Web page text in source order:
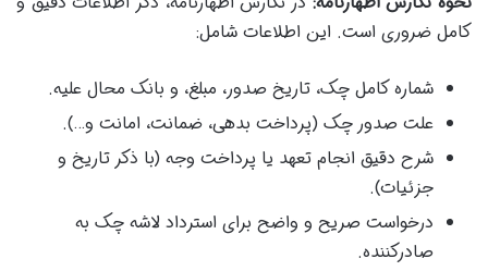
کامل ضروری است. این اطلاعات شامل:
شماره کامل چک، تاریخ صدور، مبلغ، و بانک محال علیه.
علت صدور چک (پرداخت بدهی، ضمانت، امانت و…).
شرح دقیق انجام تعهد یا پرداخت وجه (با ذکر تاریخ و
جزئیات).
درخواست صریح و واضح برای استرداد لاشه چک به
صادرکننده.